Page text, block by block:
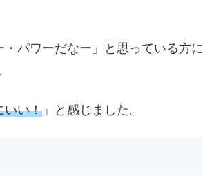
パワーだなー」と思っている方に
いい！ 」と感じました。